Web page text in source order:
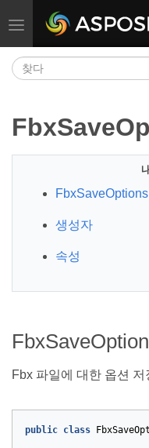
탐색 전환
생성자
속성
Fbx 파일에 대한 옵션 저
public class